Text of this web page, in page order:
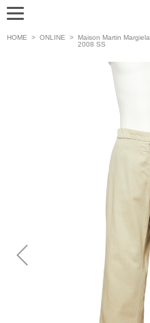
HOME > ONLINE > Maison Martin Margiela
2008 SS